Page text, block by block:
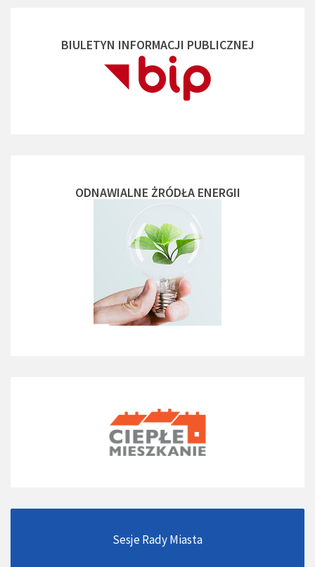
BIULETYN INFORMACJI PUBLICZNEJ
ODNAWIALNE ŻRÓDŁA ENERGII
Sesje Rady Miasta